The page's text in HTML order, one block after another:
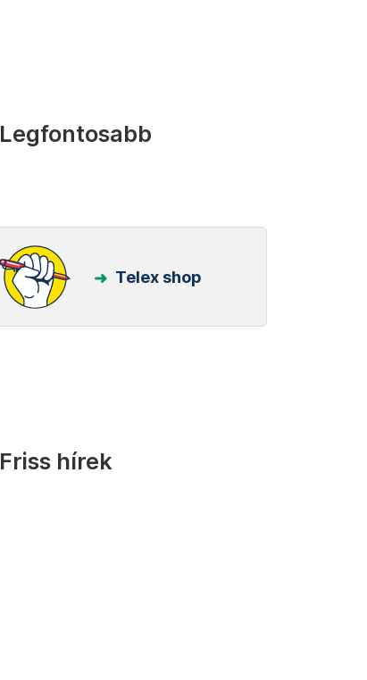
Legfontosabb
Telex shop
Friss hírek